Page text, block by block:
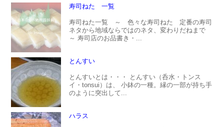
寿司ねた 一覧
寿司ねた一覧 ～ 色々な寿司ねた 定番の寿司
ネタから地域ならではのネタ、変わりだねまで
～ 寿司店のお品書き・...
とんすい
とんすいとは・・・ とんすい（呑水・トンス
イ・tonsui）は、 小鉢の一種。縁の一部が持ち手
のように突出して...
ハラス